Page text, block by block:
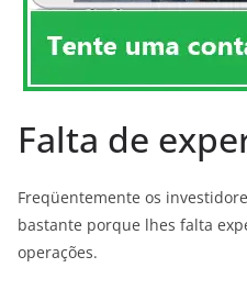
Falta de
Freqüentemente os
bastante porque lhes falta
operações.